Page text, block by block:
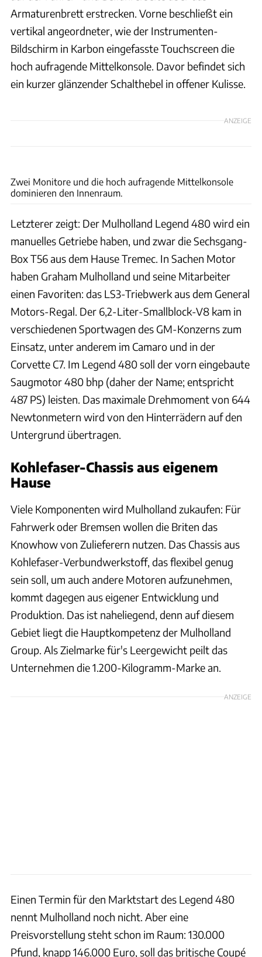
Armaturenbrett erstrecken. Vorne beschließt ein
vertikal angeordneter, wie der Instrumenten-
Bildschirm in Karbon eingefasste Touchscreen die
hoch aufragende Mittelkonsole. Davor befindet sich
ein kurzer glänzender Schalthebel in offener Kulisse.
ANZEIGE
Zwei Monitore und die hoch aufragende Mittelkonsole
dominieren den Innenraum.
Letzterer zeigt: Der Mulholland Legend 480 wird ein
manuelles Getriebe haben, und zwar die Sechsgang-
Box T56 aus dem Hause Tremec. In Sachen Motor
haben Graham Mulholland und seine Mitarbeiter
einen Favoriten: das LS3-Triebwerk aus dem General
Motors-Regal. Der 6,2-Liter-Smallblock-V8 kam in
verschiedenen Sportwagen des GM-Konzerns zum
Einsatz, unter anderem im Camaro und in der
Corvette C7. Im Legend 480 soll der vorn eingebaute
Saugmotor 480 bhp (daher der Name; entspricht
487 PS) leisten. Das maximale Drehmoment von 644
Newtonmetern wird von den Hinterrädern auf den
Untergrund übertragen.
Kohlefaser-Chassis aus eigenem
Hause
Viele Komponenten wird Mulholland zukaufen: Für
Fahrwerk oder Bremsen wollen die Briten das
Knowhow von Zulieferern nutzen. Das Chassis aus
Kohlefaser-Verbundwerkstoff, das flexibel genug
sein soll, um auch andere Motoren aufzunehmen,
kommt dagegen aus eigener Entwicklung und
Produktion. Das ist naheliegend, denn auf diesem
Gebiet liegt die Hauptkompetenz der Mulholland
Group. Als Zielmarke für's Leergewicht peilt das
Unternehmen die 1.200-Kilogramm-Marke an.
ANZEIGE
Einen Termin für den Marktstart des Legend 480
nennt Mulholland noch nicht. Aber eine
Preisvorstellung steht schon im Raum: 130.000
Pfund, knapp 146.000 Euro, soll das britische Coupé